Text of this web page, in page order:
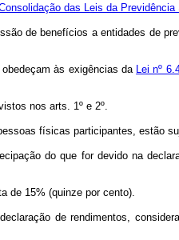
das Leis da
benefícios a entidades de
às exigências da Lei nº
nos arts. 1º e 2º.
físicas participantes, estão
do que for devido na
à alíquota de 15% (quinze por
de rendimentos,